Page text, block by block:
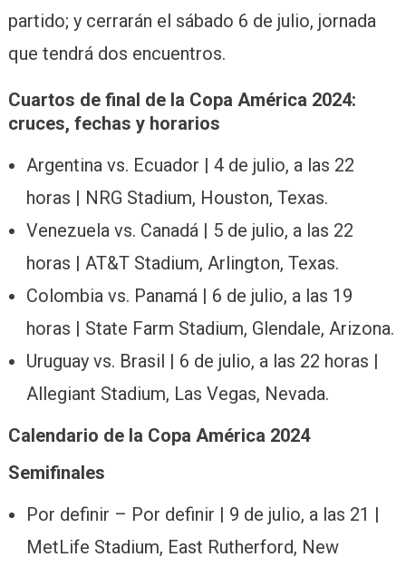
partido; y cerrarán el sábado 6 de julio, jornada
que tendrá dos encuentros.
Cuartos de final de la Copa América 2024:
cruces, fechas y horarios
Argentina vs. Ecuador | 4 de julio, a las 22
horas | NRG Stadium, Houston, Texas.
Venezuela vs. Canadá | 5 de julio, a las 22
horas | AT&T Stadium, Arlington, Texas.
Colombia vs. Panamá | 6 de julio, a las 19
horas | State Farm Stadium, Glendale, Arizona.
Uruguay vs. Brasil | 6 de julio, a las 22 horas |
Allegiant Stadium, Las Vegas, Nevada.
Calendario de la Copa América 2024
Semifinales
Por definir – Por definir | 9 de julio, a las 21 |
MetLife Stadium, East Rutherford, New